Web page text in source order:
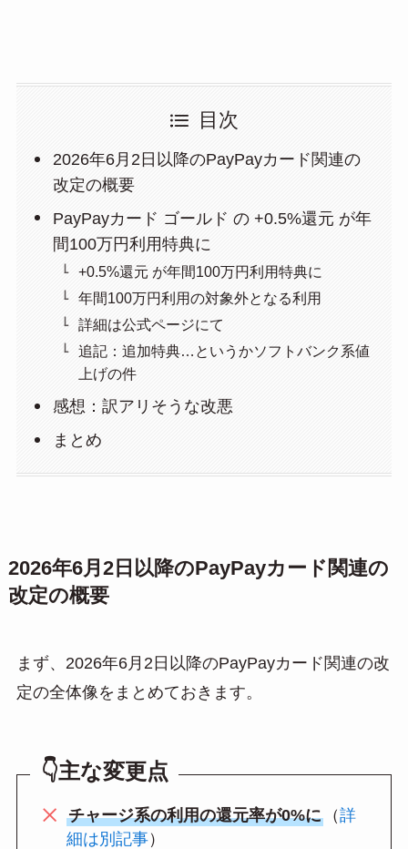
目次
2026年6月2日以降のPayPayカード関連の
改定の概要
PayPayカード ゴールド の +0.5%還元 が年
間100万円利用特典に
+0.5%還元 が年間100万円利用特典に
年間100万円利用の対象外となる利用
詳細は公式ページにて
追記：追加特典…というかソフトバンク系値
上げの件
感想：訳アリそうな改悪
まとめ
2026年6月2日以降のPayPayカード関連の
改定の概要
まず、2026年6月2日以降のPayPayカード関連の改
定の全体像をまとめておきます。
👇主な変更点
チャージ系の利用の還元率が0%に（詳
細は別記事）